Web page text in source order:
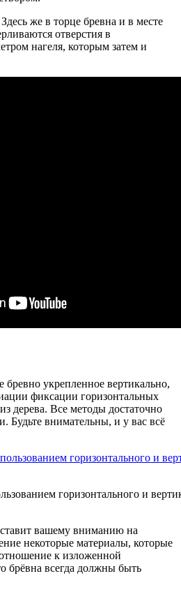
же в торце бревна и в месте
отверстия в
нагеля, которым затем и
бревно укрепленное вертикально,
фиксации горизонтальных
дерева. Все методы достаточно
Будьте внимательны, и у вас всё
горизонтального и
вашему вниманию на
некоторые материалы, которые
к изложенной
брёвна всегда должны быть